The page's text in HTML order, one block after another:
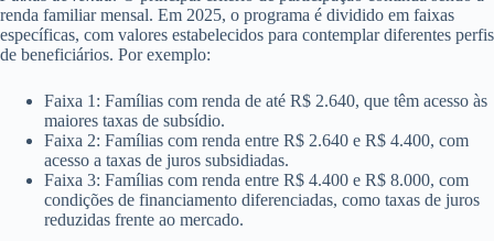
renda familiar mensal. Em 2025, o programa é dividido em faixas
específicas, com valores estabelecidos para contemplar diferentes perfis
de beneficiários. Por exemplo:
Faixa 1: Famílias com renda de até R$ 2.640, que têm acesso às
maiores taxas de subsídio.
Faixa 2: Famílias com renda entre R$ 2.640 e R$ 4.400, com
acesso a taxas de juros subsidiadas.
Faixa 3: Famílias com renda entre R$ 4.400 e R$ 8.000, com
condições de financiamento diferenciadas, como taxas de juros
reduzidas frente ao mercado.